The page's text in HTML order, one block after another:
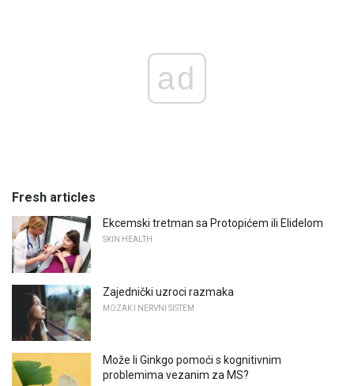
ad
Fresh articles
Ekcemski tretman sa Protopićem ili Elidelom
SKIN HEALTH
Zajednički uzroci razmaka
MOZAK I NERVNI SISTEM
Može li Ginkgo pomoći s kognitivnim
problemima vezanim za MS?